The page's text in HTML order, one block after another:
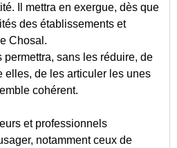
Il mettra en exergue, dès que
des établissements et
Chosal.
sans les réduire, de
elles, de les articuler les unes
cohérent.
et professionnels
notamment ceux de